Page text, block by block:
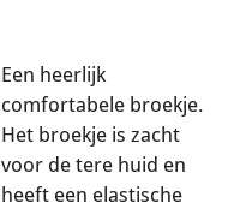
Een heerlijk
comfortabele broekje.
Het broekje is zacht
voor de tere huid en
heeft een elastische